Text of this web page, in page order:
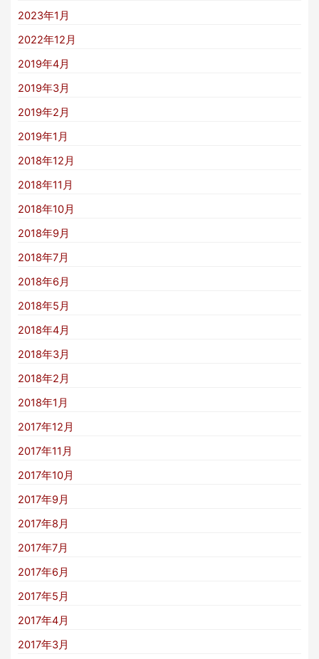
2023年1月
2022年12月
2019年4月
2019年3月
2019年2月
2019年1月
2018年12月
2018年11月
2018年10月
2018年9月
2018年7月
2018年6月
2018年5月
2018年4月
2018年3月
2018年2月
2018年1月
2017年12月
2017年11月
2017年10月
2017年9月
2017年8月
2017年7月
2017年6月
2017年5月
2017年4月
2017年3月